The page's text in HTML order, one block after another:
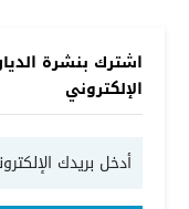
اشترك بنشرة
الإلكتروني